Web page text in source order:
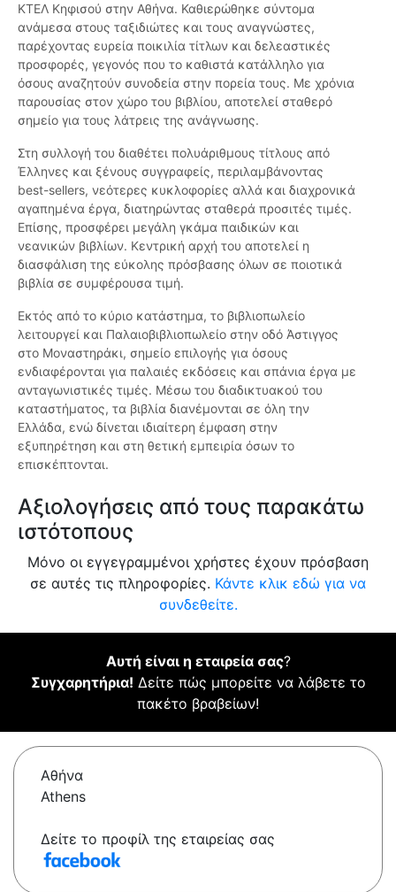
ΚΤΕΛ Κηφισού στην Αθήνα. Καθιερώθηκε σύντομα
ανάμεσα στους ταξιδιώτες και τους αναγνώστες,
παρέχοντας ευρεία ποικιλία τίτλων και δελεαστικές
προσφορές, γεγονός που το καθιστά κατάλληλο για
όσους αναζητούν συνοδεία στην πορεία τους. Με χρόνια
παρουσίας στον χώρο του βιβλίου, αποτελεί σταθερό
σημείο για τους λάτρεις της ανάγνωσης.
Στη συλλογή του διαθέτει πολυάριθμους τίτλους από
Έλληνες και ξένους συγγραφείς, περιλαμβάνοντας
best-sellers, νεότερες κυκλοφορίες αλλά και διαχρονικά
αγαπημένα έργα, διατηρώντας σταθερά προσιτές τιμές.
Επίσης, προσφέρει μεγάλη γκάμα παιδικών και
νεανικών βιβλίων. Κεντρική αρχή του αποτελεί η
διασφάλιση της εύκολης πρόσβασης όλων σε ποιοτικά
βιβλία σε συμφέρουσα τιμή.
Εκτός από το κύριο κατάστημα, το βιβλιοπωλείο
λειτουργεί και Παλαιοβιβλιοπωλείο στην οδό Άστιγγος
στο Μοναστηράκι, σημείο επιλογής για όσους
ενδιαφέρονται για παλαιές εκδόσεις και σπάνια έργα με
ανταγωνιστικές τιμές. Μέσω του διαδικτυακού του
καταστήματος, τα βιβλία διανέμονται σε όλη την
Ελλάδα, ενώ δίνεται ιδιαίτερη έμφαση στην
εξυπηρέτηση και στη θετική εμπειρία όσων το
επισκέπτονται.
Αξιολογήσεις από τους παρακάτω
ιστότοπους
Μόνο οι εγγεγραμμένοι χρήστες έχουν πρόσβαση
σε αυτές τις πληροφορίες. Κάντε κλικ εδώ για να
συνδεθείτε.
Αυτή είναι η εταιρεία σας?
Συγχαρητήρια! Δείτε πώς μπορείτε να λάβετε το
πακέτο βραβείων!
Αθήνα
Athens
Δείτε το προφίλ της εταιρείας σας